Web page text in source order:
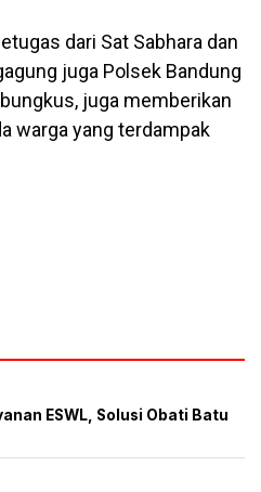
dari Sat Sabhara dan
juga Polsek Bandung
juga memberikan
warga yang terdampak
ESWL, Solusi Obati Batu